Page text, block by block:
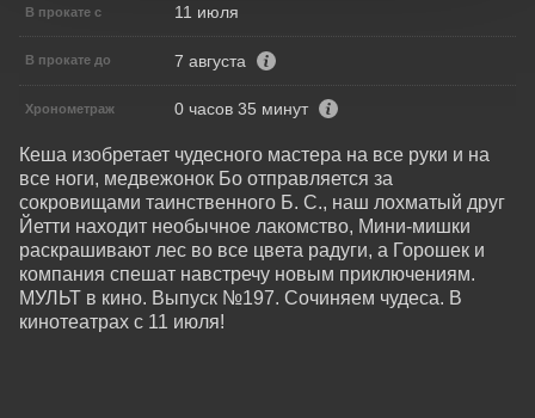
В прокате с 11 июля
В прокате до 7 августа
Хронометраж 0 часов 35 минут
Кеша изобретает чудесного мастера на все руки и на
все ноги, медвежонок Бо отправляется за
сокровищами таинственного Б. С., наш лохматый друг
Йетти находит необычное лакомство, Мини-мишки
раскрашивают лес во все цвета радуги, а Горошек и
компания спешат навстречу новым приключениям.
МУЛЬТ в кино. Выпуск №197. Сочиняем чудеса. В
кинотеатрах с 11 июля!